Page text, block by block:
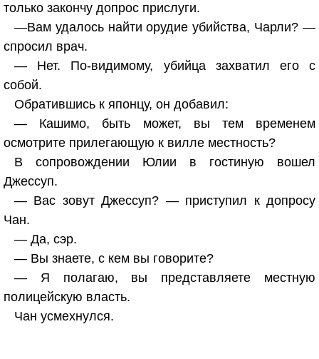
только закончу допрос прислуги.
—Вам удалось найти орудие убийства, Чарли? —
спросил врач.
— Нет. По-видимому, убийца захватил его с
собой.
Обратившись к японцу, он добавил:
— Кашимо, быть может, вы тем временем
осмотрите прилегающую к вилле местность?
В сопровождении Юлии в гостиную вошел
Джессуп.
— Вас зовут Джессуп? — приступил к допросу
Чан.
— Да, сэр.
— Вы знаете, с кем вы говорите?
— Я полагаю, вы представляете местную
полицейскую власть.
Чан усмехнулся.